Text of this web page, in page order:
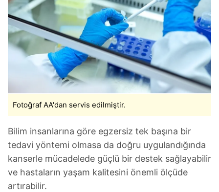
Fotoğraf AA'dan servis edilmiştir.
Bilim insanlarına göre egzersiz tek başına bir
tedavi yöntemi olmasa da doğru uygulandığında
kanserle mücadelede güçlü bir destek sağlayabilir
ve hastaların yaşam kalitesini önemli ölçüde
artırabilir.